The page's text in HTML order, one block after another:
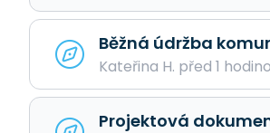
Běžná údržba
Kateřina H. před 1
Projektová